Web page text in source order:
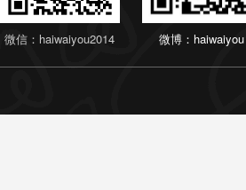
微信：haiwaiyou2014 微博：haiwaiyou